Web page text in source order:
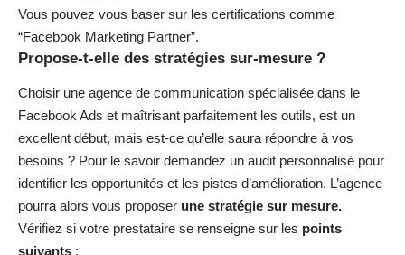
Vous pouvez vous baser sur les certifications comme
“Facebook Marketing Partner”.
Propose-t-elle des stratégies sur-mesure ?
Choisir une agence de communication spécialisée dans le
Facebook Ads et maîtrisant parfaitement les outils, est un
excellent début, mais est-ce qu’elle saura répondre à vos
besoins ? Pour le savoir demandez un audit personnalisé pour
identifier les opportunités et les pistes d’amélioration. L’agence
pourra alors vous proposer une stratégie sur mesure.
Vérifiez si votre prestataire se renseigne sur les points
suivants :